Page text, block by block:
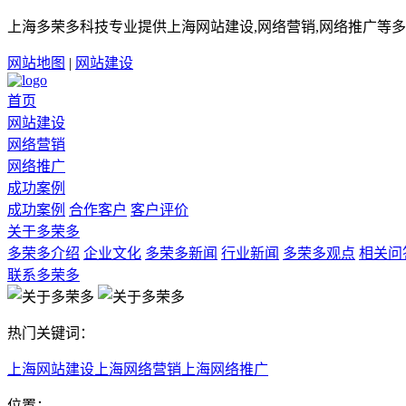
上海多荣多科技专业提供上海网站建设,网络营销,网络推广等
网站地图 | 网站建设
首页
网站建设
网络营销
网络推广
成功案例
成功案例 合作客户 客户评价
关于多荣多
多荣多介绍 企业文化 多荣多新闻 行业新闻 多荣多观点 相关问
联系多荣多
热门关键词：
上海网站建设 上海网络营销 上海网络推广